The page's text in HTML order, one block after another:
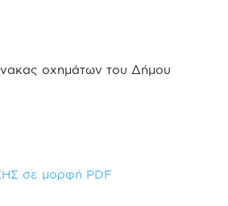
οχημάτων του Δήμου
σε μορφή PDF